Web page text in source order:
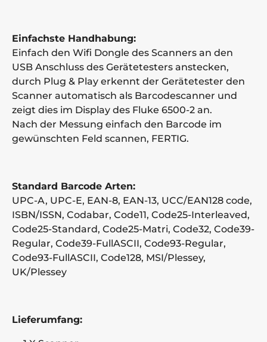
Einfachste Handhabung:
Einfach den Wifi Dongle des Scanners an den
USB Anschluss des Gerätetesters anstecken,
durch Plug & Play erkennt der Gerätetester den
Scanner automatisch als Barcodescanner und
zeigt dies im Display des Fluke 6500-2 an.
Nach der Messung einfach den Barcode im
gewünschten Feld scannen, FERTIG.
Standard Barcode Arten:
UPC-A, UPC-E, EAN-8, EAN-13, UCC/EAN128 code,
ISBN/ISSN, Codabar, Code11, Code25-Interleaved,
Code25-Standard, Code25-Matri, Code32, Code39-
Regular, Code39-FullASCII, Code93-Regular,
Code93-FullASCII, Code128, MSI/Plessey,
UK/Plessey
Lieferumfang: